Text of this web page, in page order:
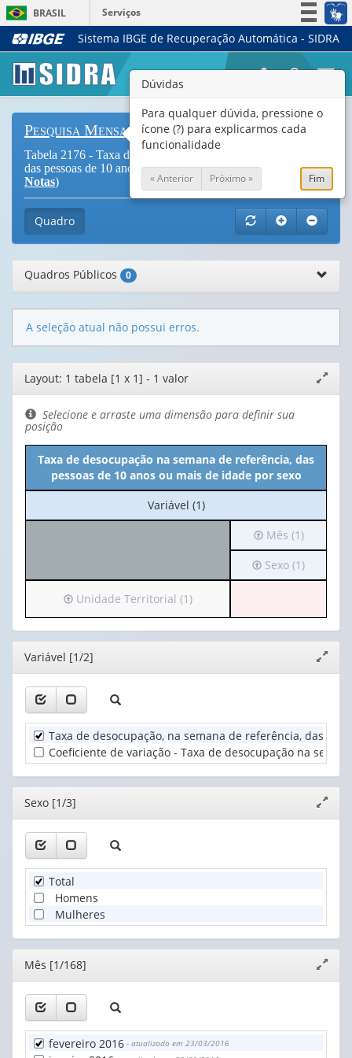
BRASIL
Serviços
Simplifique!
Legislação
Canais
Sistema IBGE de Recuperação Automática - SIDRA
Pesquisa Mensal de Emprego
Tabela 2176 - Taxa de desocupação na semana de referência,
das pessoas de 10 anos ou mais de idade por sexo (
Vide
Notas)
Quadro
Quadros Públicos 0
A seleção atual não possui erros.
Editor
de
layout
janela
Layout: 1 tabela [1 x 1] - 1 valor
Selecione e arraste uma dimensão para definir sua
posição
Taxa de desocupação na semana de referência, das
pessoas de 10 anos ou mais de idade por sexo
No
cabeçalho:
Variável (1)
Irá
para
o
cabeçalho
1
valor):
Mês
Mês (1)
Irá
para
(possui
apenas
valor):
(1)
Sexo (1)
Irá
para
o
cabeçalho
(possui
apenas
1
valor):
Unidade
Territorial
Unidade Territorial (1)
Editor
janela
Variável [1/2]
Taxa de desocupação, na semana de referência, das
Coeficiente de variação - Taxa de desocupação na
Editor
janela
Sexo [1/3]
Total
Homens
Mulheres
Editor
janela
Mês [1/168]
fevereiro 2016 - atualizado em 23/03/2016
Dúvidas
Para qualquer dúvida, pressione o
ícone (?) para explicarmos cada
funcionalidade
« Anterior Próximo » Fim